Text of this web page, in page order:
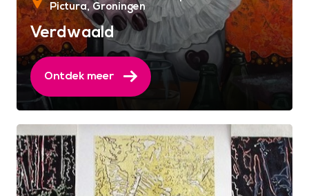
Pictura Groningen
Verdwaald
Ontdek meer